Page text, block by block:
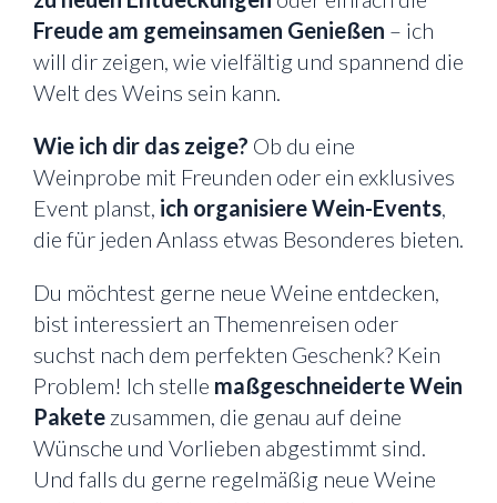
Freude am gemeinsamen Genießen – ich
will dir zeigen, wie vielfältig und spannend die
Welt des Weins sein kann.
Wie ich dir das zeige? Ob du eine
Weinprobe mit Freunden oder ein exklusives
Event planst, ich organisiere Wein-Events,
die für jeden Anlass etwas Besonderes bieten.
Du möchtest gerne neue Weine entdecken,
bist interessiert an Themenreisen oder
suchst nach dem perfekten Geschenk? Kein
Problem! Ich stelle maßgeschneiderte Wein
Pakete zusammen, die genau auf deine
Wünsche und Vorlieben abgestimmt sind.
Und falls du gerne regelmäßig neue Weine